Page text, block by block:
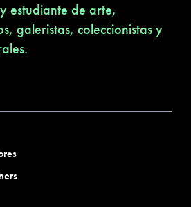
estudiante de arte,
galeristas, coleccionistas y